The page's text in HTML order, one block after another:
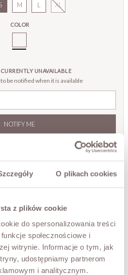
O plikach cookies
z plików cookie
do spersonalizowania treści
społecznościowe i
witrynie. Informacje o tym, jak
udostępniamy partnerom
i analitycznym.
M L XL
COLOR
Spodnie
Barrel
Blue
UNAVAILABLE
be notified when it is available
NOTIFY ME
legs that taper at the hem.
five pockets.
and is wearing a size M (38).